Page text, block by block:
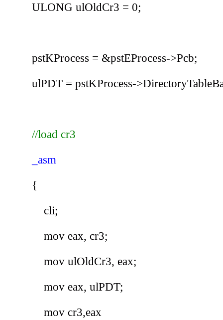
ULONG ulOldCr3 = 0;
pstKProcess = &pstEProcess->Pcb;
ulPDT = pstKProcess->
//load cr3
_asm
{
cli;
mov eax, cr3;
mov ulOldCr3, eax;
mov eax, ulPDT;
mov cr3,eax